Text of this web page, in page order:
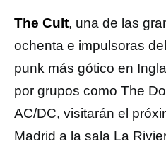
The Cult, una de las
ochenta e impulsoras
punk más gótico en
por grupos como The
AC/DC, visitarán el
Madrid a la sala La